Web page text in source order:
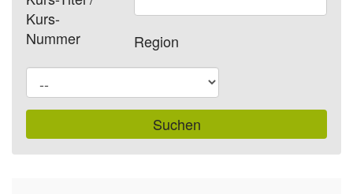
Kurs-
Nummer
Region